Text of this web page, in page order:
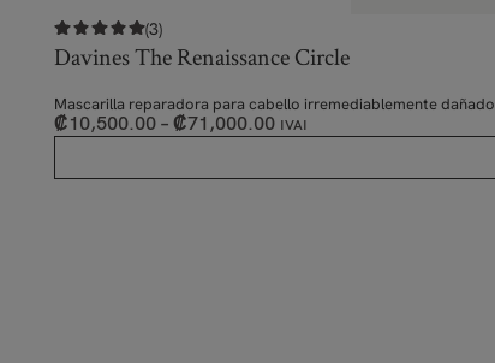
(3)
Davines The Renaissance Circle
Mascarilla reparadora para cabello irremediablemente dañado
₡10,500.00 – ₡71,000.00 IVAI